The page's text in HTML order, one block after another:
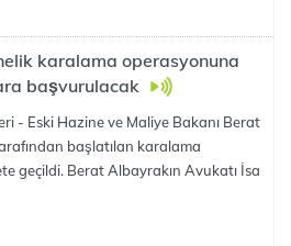
karalama operasyonuna
başvurulacak
- Eski Hazine ve Maliye Bakanı Berat
başlatılan karalama
geçildi. Berat Albayrakın Avukatı İsa